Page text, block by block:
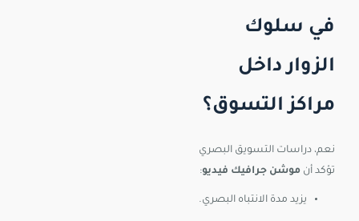
في سلوك
الزوار داخل
مراكز التسوق؟
نعم، دراسات التسويق البصري
تؤكد أن موشن جرافيك فيديو:
يزيد مدة الانتباه البصري.